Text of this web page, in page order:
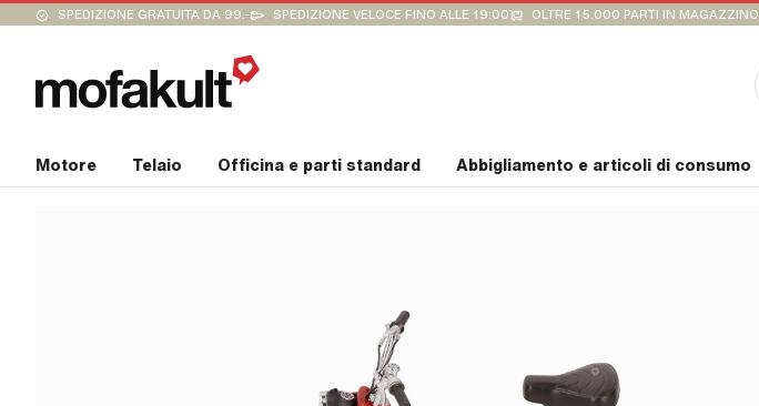
SPEDIZIONE GRATUITA DA 99.- SPEDIZIONE VELOCE FINO ALLE 19:00 OLTRE 15.000 PARTI IN MAGAZZINO
Motore Telaio Officina e parti standard Abbigliamento e articoli di consumo